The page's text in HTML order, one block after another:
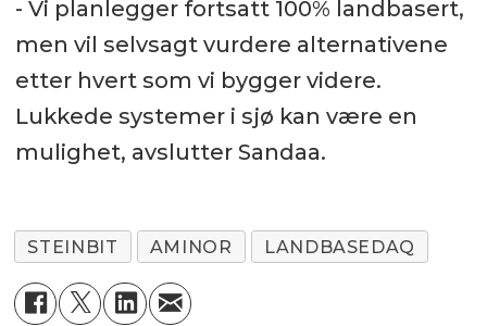
- Vi planlegger fortsatt 100% landbasert,
men vil selvsagt vurdere alternativene
etter hvert som vi bygger videre.
Lukkede systemer i sjø kan være en
mulighet, avslutter Sandaa.
STEINBIT AMINOR LANDBASEDAQ